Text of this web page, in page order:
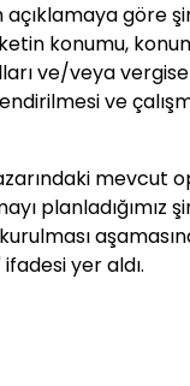
açıklamaya göre
konumu,
ve/veya
ve
mevcut
planladığımız
yer aldı.